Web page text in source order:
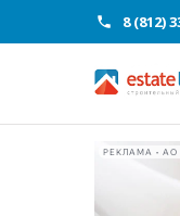
8 (812)
РЕКЛАМА •